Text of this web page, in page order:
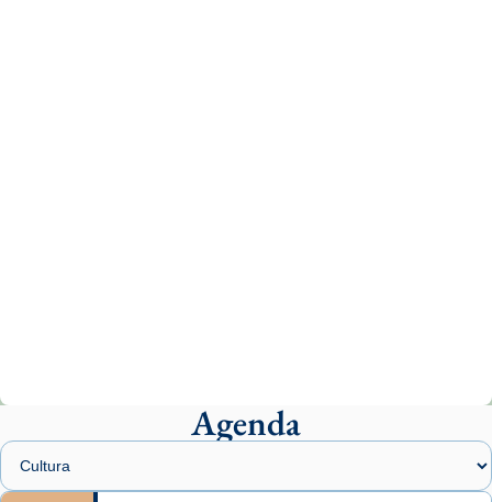
presidit aquest 27 de juliol la missa de Les
Santes de Mataró.
🔗
Agenda